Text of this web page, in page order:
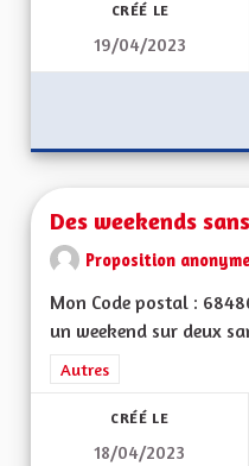
CRÉÉ LE
19/04/2023
Des weekends
Proposition anonyme
Mon Code postal :
un weekend sur deux
Filtrer les résultats de la
Autres
CRÉÉ LE
18/04/2023